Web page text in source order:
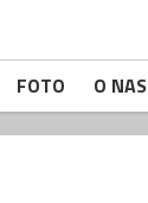
FOTO O NAS